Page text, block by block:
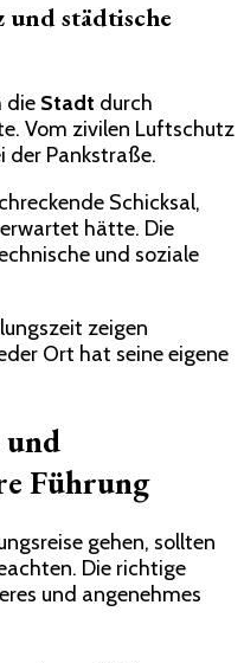
und städtische
die Stadt durch
Vom zivilen Luftschutz
der Pankstraße.
Schicksal,
hätte. Die
und soziale
zeigen
Ort hat seine eigene
und
Führung
gehen, sollten
Die richtige
und angenehmes